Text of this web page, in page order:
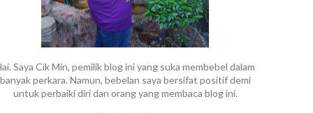
Saya Cik Min, pemilik blog ini yang suka membebel dalam
banyak perkara. Namun, bebelan saya bersifat positif demi
untuk perbaiki diri dan orang yang membaca blog ini.